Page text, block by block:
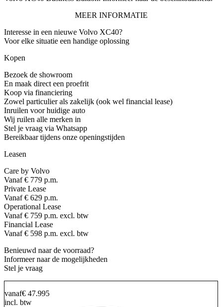
MEER INFORMATIE
Interesse in een nieuwe Volvo XC40?
Voor elke situatie een handige oplossing
Kopen
Bezoek de showroom
En maak direct een proefrit
Koop via financiering
Zowel particulier als zakelijk (ook wel financial lease)
Inruilen voor huidige auto
Wij ruilen alle merken in
Stel je vraag via Whatsapp
Bereikbaar tijdens onze openingstijden
Leasen
Care by Volvo
Vanaf € 779 p.m.
Private Lease
Vanaf € 629 p.m.
Operational Lease
Vanaf € 759 p.m. excl. btw
Financial Lease
Vanaf € 598 p.m. excl. btw
Benieuwd naar de voorraad?
Informeer naar de mogelijkheden
Stel je vraag
vanaf€ 47.995
incl. btw